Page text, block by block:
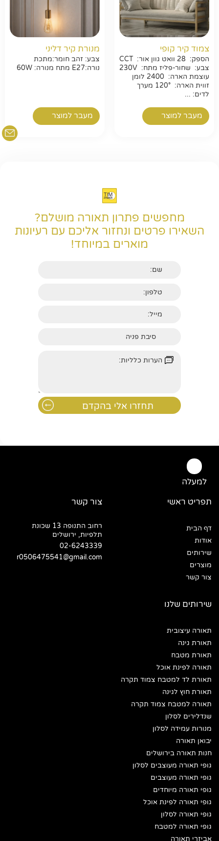
חפשו באתר
צמוד קיר קופי
הספק: 28 וואט גוון אור: CCT
צבע: שחור-פליז מתח: 230V
עוצמת הארה: 2400 לומן
זווית הארה: 120° מערך
לדים: ...
מעבר למוצר
מנורת קיר דליני
צבע: זהב חומר:מתכת
נורה:E27 מתח מנורה: 60W
מעבר למוצר
מחפשים פתרון תאורה מושלם?
השאירו פרטים ונחזור אליכם עם רעיונות
מוארים במיוחד!
למעלה
תפריט ראשי
דף הבית
אודות
שירותים
מוצרים
צור קשר
שירותים שלנו
תאורה עיצובית
תאורת גינה
תאורת מטבח
תאורה לפינת אוכל
תאורת לד למטבח צמוד תקרה
תאורת חוץ לגינה
תאורה למטבח צמוד תקרה
שנדלירים לסלון
מנורות עמידה לסלון
יבואן תאורה
חנות תאורה בירושלים
גופי תאורה מעוצבים לסלון
גופי תאורה מעוצבים
גופי תאורה מיוחדים
גופי תאורה לפינת אוכל
גופי תאורה לסלון
גופי תאורה למטבח
אביזרי תאורה
צור קשר
רחוב התנופה 13 שכונת
תלפיות, ירושלים
02-6243339
r0506475541@gmail.com